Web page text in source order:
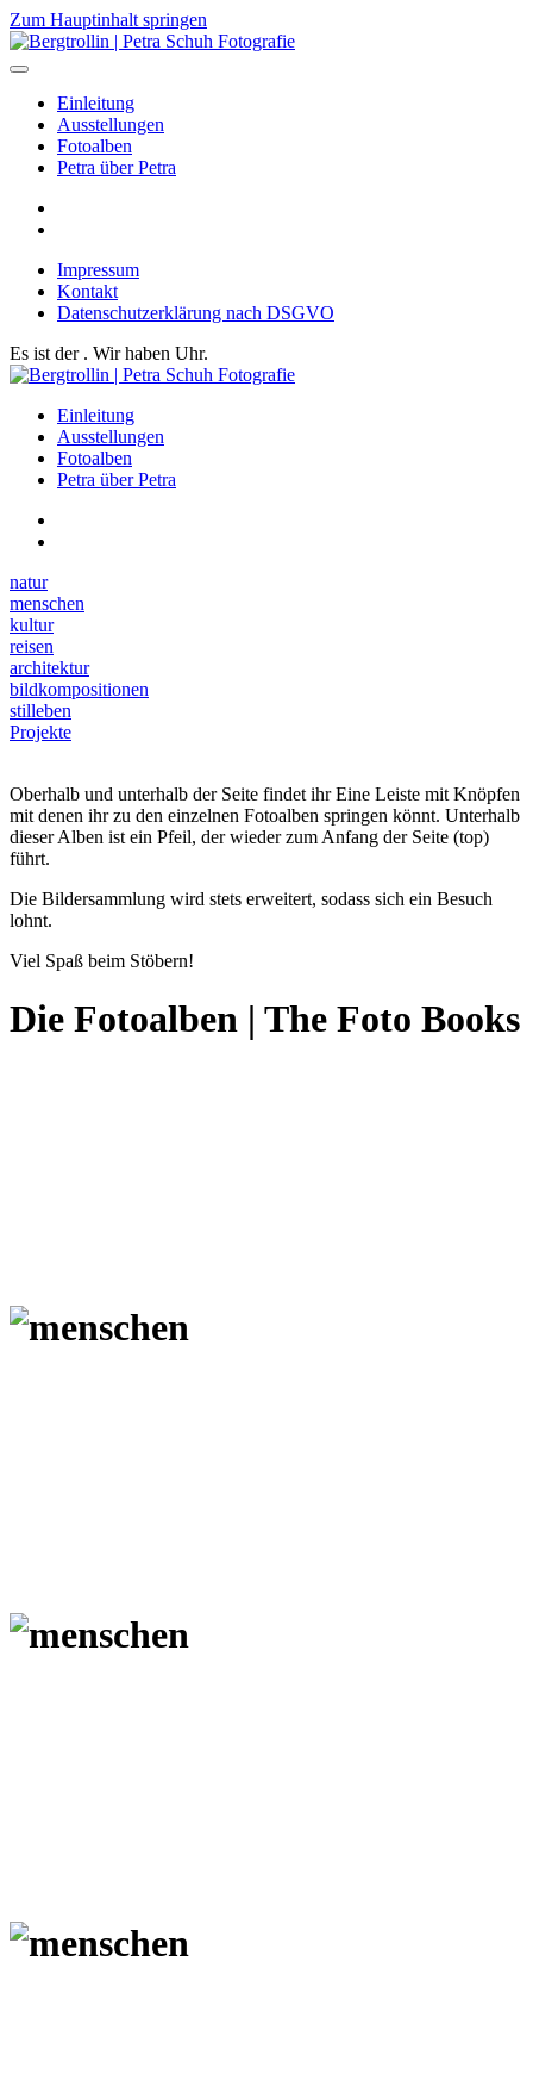
Zum Hauptinhalt springen
Einleitung
Ausstellungen
Fotoalben
Petra über Petra
Impressum
Kontakt
Datenschutzerklärung nach DSGVO
Es ist der . Wir haben Uhr.
Einleitung
Ausstellungen
Fotoalben
Petra über Petra
natur
menschen
kultur
reisen
architektur
bildkompositionen
stilleben
Projekte
Oberhalb und unterhalb der Seite findet ihr Eine Leiste mit Knöpfen
mit denen ihr zu den einzelnen Fotoalben springen könnt. Unterhalb
dieser Alben ist ein Pfeil, der wieder zum Anfang der Seite (top)
führt.
Die Bildersammlung wird stets erweitert, sodass sich ein Besuch
lohnt.
Viel Spaß beim Stöbern!
Die Fotoalben | The Foto Books